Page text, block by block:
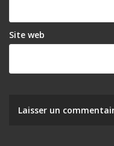
i
c
l
Site web